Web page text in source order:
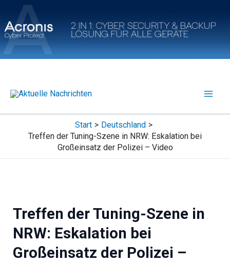
Inhalt
springen
Start
Deutschland
Treffen der Tuning-Szene in NRW: Eskalation bei
Großeinsatz der Polizei – Video
Treffen der Tuning-Szene in
NRW: Eskalation bei
Großeinsatz der Polizei –